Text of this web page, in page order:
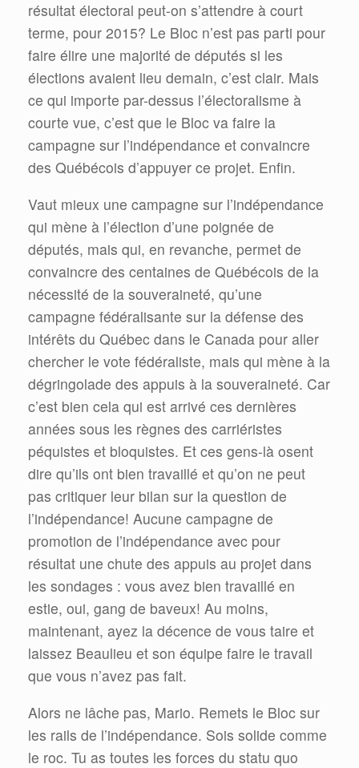
résultat électoral peut-on s’attendre à court
terme, pour 2015? Le Bloc n’est pas parti pour
faire élire une majorité de députés si les
élections avaient lieu demain, c’est clair. Mais
ce qui importe par-dessus l’électoralisme à
courte vue, c’est que le Bloc va faire la
campagne sur l’indépendance et convaincre
des Québécois d’appuyer ce projet. Enfin.
Vaut mieux une campagne sur l’indépendance
qui mène à l’élection d’une poignée de
députés, mais qui, en revanche, permet de
convaincre des centaines de Québécois de la
nécessité de la souveraineté, qu’une
campagne fédéralisante sur la défense des
intérêts du Québec dans le Canada pour aller
chercher le vote fédéraliste, mais qui mène à la
dégringolade des appuis à la souveraineté. Car
c’est bien cela qui est arrivé ces dernières
années sous les règnes des carriéristes
péquistes et bloquistes. Et ces gens-là osent
dire qu’ils ont bien travaillé et qu’on ne peut
pas critiquer leur bilan sur la question de
l’indépendance! Aucune campagne de
promotion de l’indépendance avec pour
résultat une chute des appuis au projet dans
les sondages : vous avez bien travaillé en
estie, oui, gang de baveux! Au moins,
maintenant, ayez la décence de vous taire et
laissez Beaulieu et son équipe faire le travail
que vous n’avez pas fait.
Alors ne lâche pas, Mario. Remets le Bloc sur
les rails de l’indépendance. Sois solide comme
le roc. Tu as toutes les forces du statu quo